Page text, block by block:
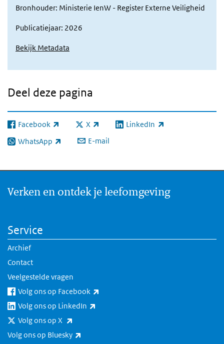
Bronhouder: Ministerie IenW - Register Externe Veiligheid
Publicatiejaar: 2026
Bekijk Metadata
Deel deze pagina
Facebook
(externe link) X
(externe link) LinkedIn
(externe link)
WhatsApp
(externe link) E-mail
Verken en ontdek je leefomgeving
Service
Archief
Contact
Veelgestelde vragen
Volg ons op Facebook
Volg ons op LinkedIn
Volg ons op X
Volg ons op Bluesky